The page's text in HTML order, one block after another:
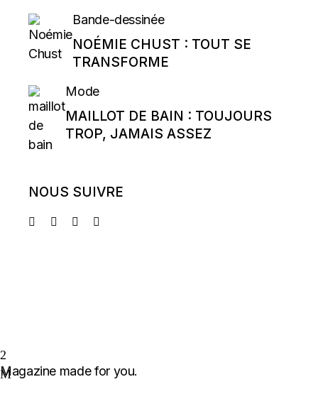
Bande-dessinée
NOÉMIE CHUST : TOUT SE
TRANSFORME
Mode
MAILLOT DE BAIN : TOUJOURS
TROP, JAMAIS ASSEZ
NOUS SUIVRE
Magazine made for you.